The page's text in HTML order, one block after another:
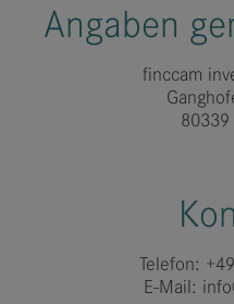
Angaben
finccam
Telefon:
E-Mail: